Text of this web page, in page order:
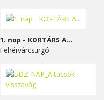
1. nap - KORTÁRS A...
Fehérvárcsurgó